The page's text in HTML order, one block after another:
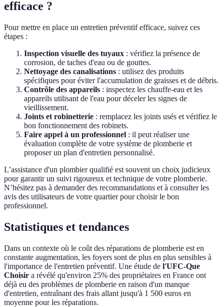
efficace ?
Pour mettre en place un entretien préventif efficace, suivez ces
étapes :
Inspection visuelle des tuyaux : vérifiez la présence de
corrosion, de taches d'eau ou de gouttes.
Nettoyage des canalisations : utilisez des produits
spécifiques pour éviter l'accumulation de graisses et de débris.
Contrôle des appareils : inspectez les chauffe-eau et les
appareils utilisant de l'eau pour déceler les signes de
vieillissement.
Joints et robinetterie : remplacez les joints usés et vérifiez le
bon fonctionnement des robinets.
Faire appel à un professionnel : il peut réaliser une
évaluation complète de votre système de plomberie et
proposer un plan d'entretien personnalisé.
L’assistance d'un plombier qualifié est souvent un choix judicieux
pour garantir un suivi rigoureux et technique de votre plomberie.
N’hésitez pas à demander des recommandations et à consulter les
avis des utilisateurs de votre quartier pour choisir le bon
professionnel.
Statistiques et tendances
Dans un contexte où le coût des réparations de plomberie est en
constante augmentation, les foyers sont de plus en plus sensibles à
l'importance de l'entretien préventif. Une étude de l'UFC-Que
Choisir a révélé qu'environ 25% des propriétaires en France ont
déjà eu des problèmes de plomberie en raison d'un manque
d'entretien, entraînant des frais allant jusqu'à 1 500 euros en
moyenne pour les réparations.